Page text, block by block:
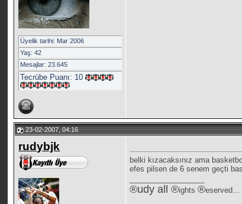
Üyelik tarihi: Mar 2006
Yaş: 42
Mesajlar: 23.645
Tecrübe Puanı: 10
23-02-2007, 04:16
rudybjk
belki kızacaksınız ama
efes pilsen de 6 senem geçti
®udy all®ights®eserved...